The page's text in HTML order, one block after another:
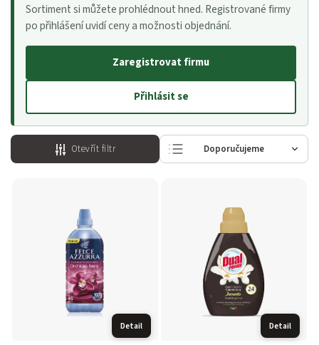
Sortiment si můžete prohlédnout hned. Registrované firmy
po přihlášení uvidí ceny a možnosti objednání.
Zaregistrovat firmu
Přihlásit se
Doporučujeme
Nejdražší
Nejprodávanější
Abecedně
Otevřít filtr
Detail Detail